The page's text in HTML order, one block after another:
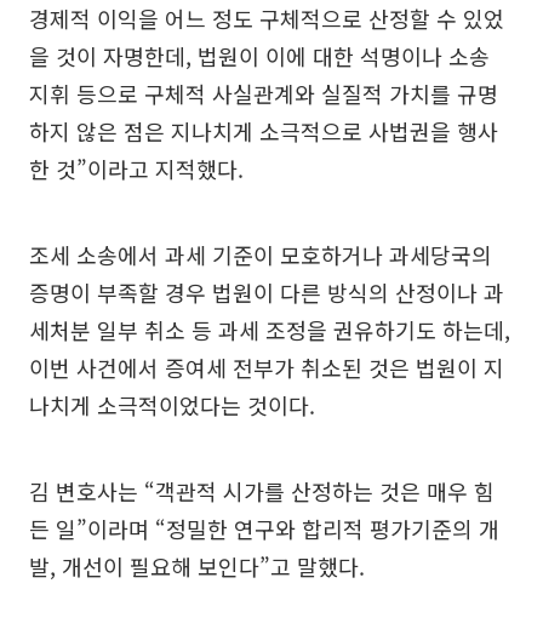
경제적 이익을 어느 정도 구체적으로 산정할 수 있었
을 것이 자명한데, 법원이 이에 대한 석명이나 소송
지휘 등으로 구체적 사실관계와 실질적 가치를 규명
하지 않은 점은 지나치게 소극적으로 사법권을 행사
한 것”이라고 지적했다.
조세 소송에서 과세 기준이 모호하거나 과세당국의
증명이 부족할 경우 법원이 다른 방식의 산정이나 과
세처분 일부 취소 등 과세 조정을 권유하기도 하는데,
이번 사건에서 증여세 전부가 취소된 것은 법원이 지
나치게 소극적이었다는 것이다.
김 변호사는 “객관적 시가를 산정하는 것은 매우 힘
든 일”이라며 “정밀한 연구와 합리적 평가기준의 개
발, 개선이 필요해 보인다”고 말했다.